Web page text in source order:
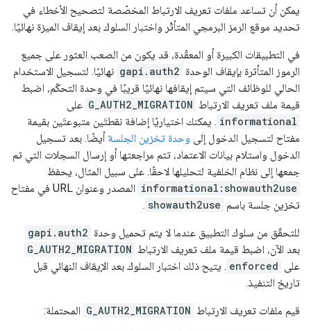
يمكن أن تساعد ملفات تعريف الارتباط المخصّصة لتصحيح الأخطاء في
تحديد موقع الرمز البرمجي المتأثّر واختبار السلوك بعد إيقاف الميزة نهائيًا.
في التطبيقات الكبيرة أو المعقّدة، قد يكون من الصعب العثور على جميع
الرموز المتأثرة بإيقاف الوحدة gapi.auth2 نهائيًا. لتسجيل الاستخدام
الحالي للوظائف التي سيتم إيقافها نهائيًا قريبًا في وحدة التحكّم، اضبط
قيمة ملف تعريف الارتباط G_AUTH2_MIGRATION على
informational . يمكنك اختياريًا إضافة نقطتَين متبوعتَين بقيمة
مفتاح لتسجيل الدخول إلى وحدة تخزين الجلسة أيضًا. بعد تسجيل
الدخول واستلام بيانات الاعتماد، تتم مراجعتها أو إرسال السجلات التي تم
جمعها إلى نظام الخلفية لتحليلها لاحقًا. على سبيل المثال، يحفظ
informational:showauth2use
المصدر وعنوان URL في مفتاح
تخزين جلسة باسم showauth2use
.
للتحقّق من سلوك التطبيق عندما لا يتم تحميل وحدة gapi.auth2
بعد الآن، اضبط قيمة ملف تعريف الارتباط G_AUTH2_MIGRATION
على enforced . يتيح ذلك اختبار السلوك بعد الإيقاف النهائي قبل
تاريخ التنفيذ.
قيم ملفات تعريف الارتباط G_AUTH2_MIGRATION المحتملة: